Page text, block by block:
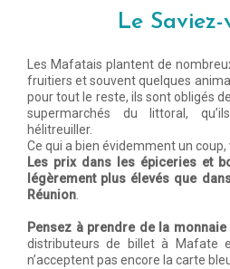
Le Saviez-
Les Mafatais plantent de
fruitiers et souvent quelques
pour tout le reste, ils sont obligés
supermarchés du littoral,
hélitreuiller.
Ce qui a bien évidemment un
Les prix dans les épiceries et
légèrement plus élevés que
Réunion.
Pensez à prendre de la
distributeurs de billet à Mafate
n’acceptent pas encore la carte